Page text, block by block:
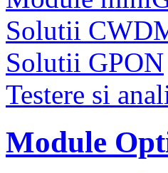
Solutii
Solutii GPON
Testere si
Module